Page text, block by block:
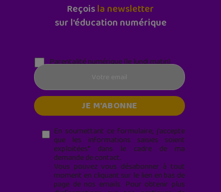
Reçoisla newsletter
sur l'éducation numérique
Parentalité numérique (le lundi matin)
En soumettant ce formulaire, j’accepte
que les informations saisies soient
exploitées* dans le cadre de ma
demande de contact.
Vous pouvez vous désabonner à tout
moment en cliquant sur le lien en bas de
page de nos emails. Pour obtenir plus